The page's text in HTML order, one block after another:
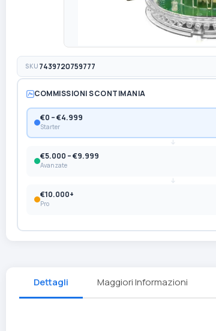
SKU 7439720759777
COMMISSIONI SCONTIMANIA
€0 – €4.999
Starter
€5.000 – €9.999
Avanzate
€10.000+
Pro
Dettagli Maggiori Informazioni